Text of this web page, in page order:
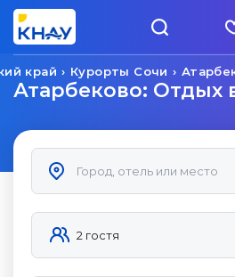
Курорты Сочи
край
Атарбеково: Отдых